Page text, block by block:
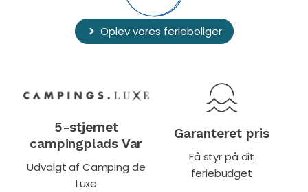
Oplev vores ferieboliger
5-stjernet
campingplads Var
Udvalgt af Camping de
Luxe
Garanteret pris
Få styr på dit
feriebudget